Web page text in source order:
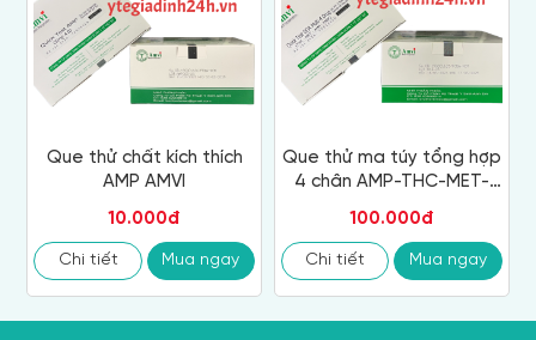
Que thử chất kích thích
AMP AMVI
10.000đ
Chi tiết Mua ngay
Que thử ma túy tổng hợp
4 chân AMP-THC-MET-
100.000đ
Chi tiết Mua ngay